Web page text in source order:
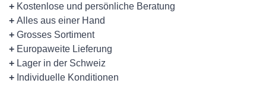
+ Kostenlose und persönliche Beratung
+ Alles aus einer Hand
+ Grosses Sortiment
+ Europaweite Lieferung
+ Lager in der Schweiz
+ Individuelle Konditionen